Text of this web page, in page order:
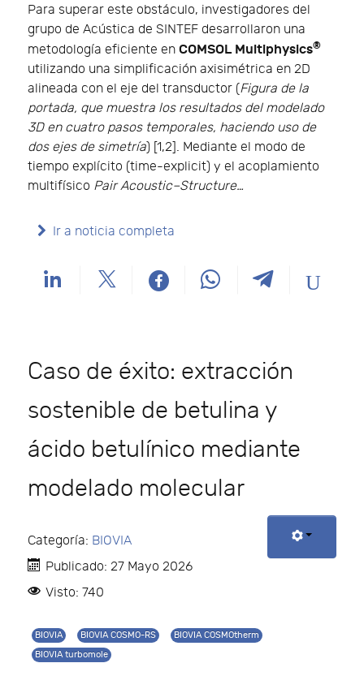
Para superar este obstáculo, investigadores del
grupo de Acústica de SINTEF desarrollaron una
metodología eficiente en COMSOL Multiphysics®
utilizando una simplificación axisimétrica en 2D
alineada con el eje del transductor (Figura de la
portada, que muestra los resultados del modelado
3D en cuatro pasos temporales, haciendo uso de
dos ejes de simetría) [1,2]. Mediante el modo de
tiempo explícito (time-explicit) y el acoplamiento
multifísico Pair Acoustic–Structure…
Ir a noticia completa
Caso de éxito: extracción
sostenible de betulina y
ácido betulínico mediante
modelado molecular
Categoría: BIOVIA
Publicado: 27 Mayo 2026
Visto: 740
BIOVIA BIOVIA COSMO-RS
BIOVIA COSMOtherm
BIOVIA turbomole